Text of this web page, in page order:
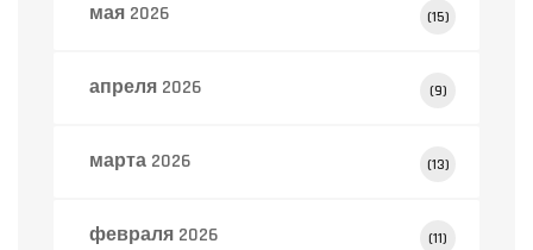
мая 2026 (15)
апреля 2026 (9)
марта 2026 (13)
февраля 2026 (11)